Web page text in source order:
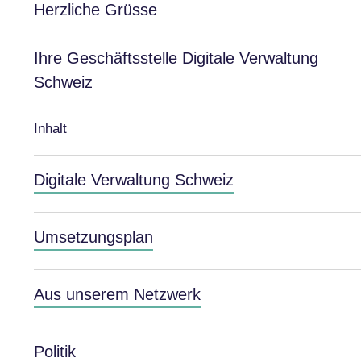
Herzliche Grüsse
Ihre Geschäftsstelle Digitale Verwaltung
Schweiz
Inhalt
Digitale Verwaltung Schweiz
Umsetzungsplan
Aus unserem Netzwerk
Politik